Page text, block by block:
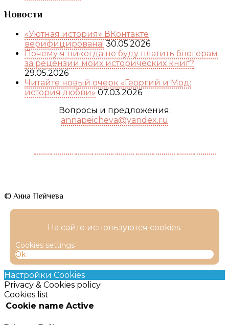
Новости
«Уютная история» ВКонтакте
верифицирована! 30.05.2026
Почему я никогда не буду платить блогерам
за рецензии моих исторических книг?
29.05.2026
Читайте новый очерк «Георгий и Мод:
история любви» 07.03.2026
Вопросы и предложения:
annapeicheva@yandex.ru
© Анна Пейчева
На сайте используются cookies.
Cookies settings
Ok
Настройки Cookies
Privacy & Cookies policy
Cookies list
Cookie name Active